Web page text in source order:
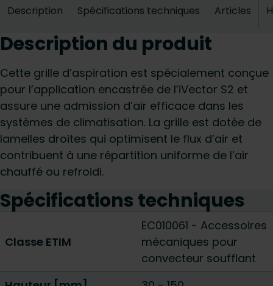
Description Spécifications techniques Articles
Description du produit
Cette grille d’aspiration est spécialement conçue
pour l’application encastrée de l’iVector S2 et
assure une admission d’air efficace dans les
systèmes de climatisation. La grille est dotée de
lamelles droites qui optimisent le flux d’air et
contribuent à une répartition uniforme de l’air
chauffé ou refroidi.
Spécifications techniques
Classe ETIM
EC010061 - Accessoires
mécaniques pour
convecteur soufflant